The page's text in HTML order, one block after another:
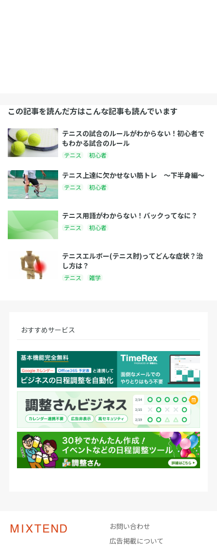
この記事を読んだ方はこんな記事も読んでいます
テニスの試合のルールがわからない！初心者で
もわかる試合のルール
テニス 初心者
テニス上達に欠かせない筋トレ 〜下半身編〜
テニス 初心者
テニス用語がわからない！バックってなに？
テニス 初心者
テニスエルボー(テニス肘)ってどんな症状？治
し方は？
テニス 雑学
おすすめサービス
お問い合わせ
広告掲載について